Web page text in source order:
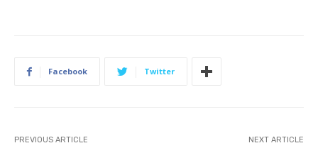
Facebook Twitter
PREVIOUS ARTICLE NEXT ARTICLE